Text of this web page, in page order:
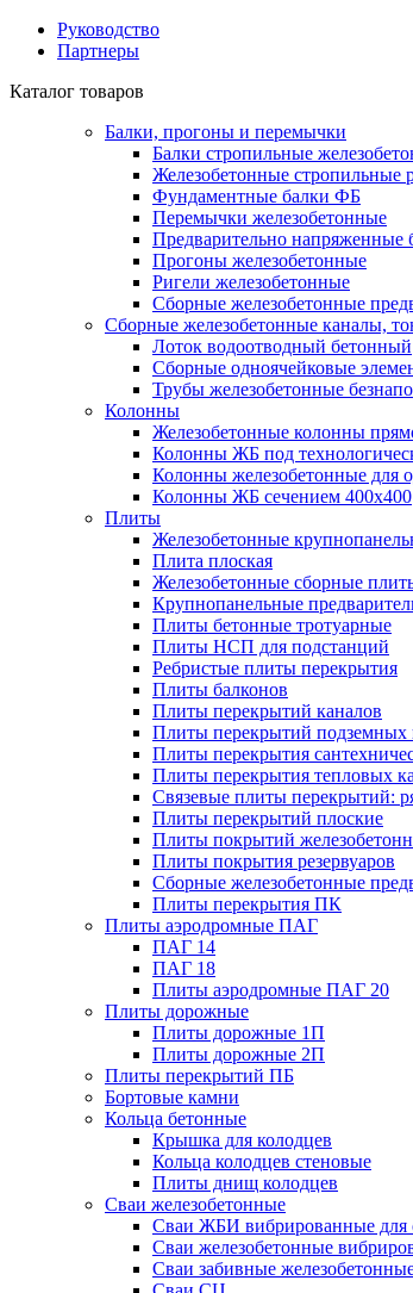
Руководство
Партнеры
Каталог товаров
Балки, прогоны и перемычки
Балки стропильные
Железобетонные стропильные
Фундаментные балки ФБ
Перемычки железобетонные
Предварительно напряженные
Прогоны железобетонные
Ригели железобетонные
Сборные железобетонные
Сборные железобетонные каналы,
Лоток водоотводный бетонный
Сборные одноячейковые
Трубы железобетонные
Колонны
Железобетонные колонны
Колонны ЖБ под
Колонны железобетонные для
Колонны ЖБ сечением 400х400
Плиты
Железобетонные
Плита плоская
Железобетонные сборные
Крупнопанельные
Плиты бетонные тротуарные
Плиты НСП для подстанций
Ребристые плиты перекрытия
Плиты балконов
Плиты перекрытий каналов
Плиты перекрытий подземных
Плиты перекрытия
Плиты перекрытия тепловых
Связевые плиты перекрытий:
Плиты перекрытий плоские
Плиты покрытий
Плиты покрытия резервуаров
Сборные железобетонные
Плиты перекрытия ПК
Плиты аэродромные ПАГ
ПАГ 14
ПАГ 18
Плиты аэродромные ПАГ 20
Плиты дорожные
Плиты дорожные 1П
Плиты дорожные 2П
Плиты перекрытий ПБ
Бортовые камни
Кольца бетонные
Крышка для колодцев
Кольца колодцев стеновые
Плиты днищ колодцев
Сваи железобетонные
Сваи ЖБИ вибрированные для
Сваи железобетонные
Сваи забивные